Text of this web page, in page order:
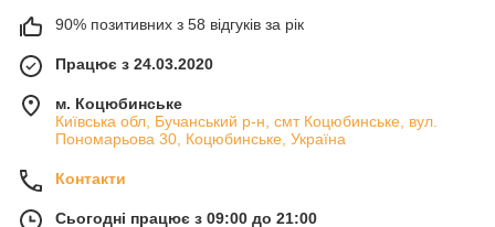
90% позитивних з 58 відгуків за рік
Працює з 24.03.2020
м. Коцюбинське
Київська обл, Бучанський р-н, смт Коцюбинське, вул.
Пономарьова 30, Коцюбинське, Україна
Контакти
Сьогодні працює з 09:00 до 21:00